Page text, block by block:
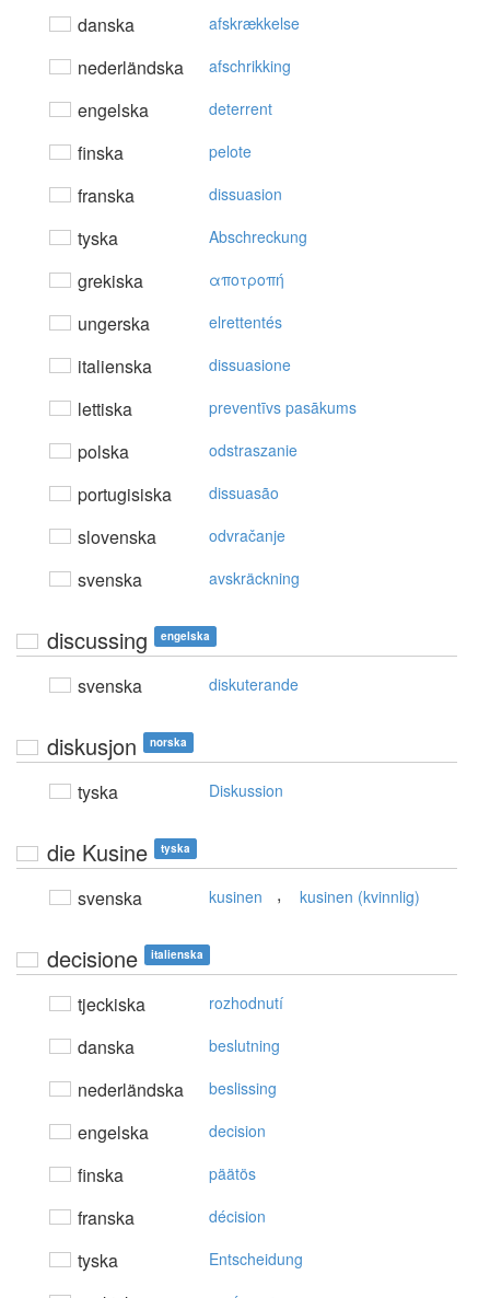
danska afskrækkelse
nederländska afschrikking
engelska deterrent
finska pelote
franska dissuasion
tyska Abschreckung
grekiska απoτρoπή
ungerska elrettentés
italienska dissuasione
lettiska preventīvs pasākums
polska odstraszanie
portugisiska dissuasão
slovenska odvračanje
svenska avskräckning
discussing engelska
svenska diskuterande
diskusjon norska
tyska Diskussion
die Kusine tyska
svenska kusinen , kusinen (kvinnlig)
decisione italienska
tjeckiska rozhodnutí
danska beslutning
nederländska beslissing
engelska decision
finska päätös
franska décision
tyska Entscheidung